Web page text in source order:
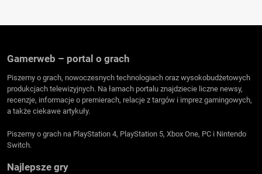
Gamerweb – portal o grach
Piszemy o grach, nowoczesnych technologiach oraz wysokobudżetowych
produkcjach telewizyjnych. Na łamach portalu znajdziecie liczne newsy,
recenzje, informacje o premierach, relacje z targów i imprez gamingowych,
a także ciekawe artykuły.
Piszemy o grach na PlayStation 4, PlayStation 5, Xbox One, PC i Nintendo
Switch.
Najlepsze gry